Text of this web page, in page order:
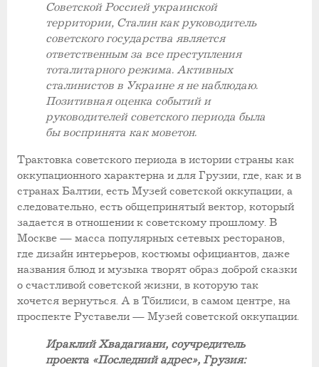
Советской Россией украинской
территории, Сталин как руководитель
советского государства является
ответственным за все преступления
тоталитарного режима. Активных
сталинистов в Украине я не наблюдаю.
Позитивная оценка событий и
руководителей советского периода была
бы воспринята как моветон.
Трактовка советского периода в истории страны как
оккупационного характерна и для Грузии, где, как и в
странах Балтии, есть Музей советской оккупации, а
следовательно, есть общепринятый вектор, который
задается в отношении к советскому прошлому. В
Москве — масса популярных сетевых ресторанов,
где дизайн интерьеров, костюмы официантов, даже
названия блюд и музыка творят образ доброй сказки
о счастливой советской жизни, в которую так
хочется вернуться. А в Тбилиси, в самом центре, на
проспекте Руставели — Музей советской оккупации.
Ираклий Хвадагиани, соучредитель
проекта «Последний адрес», Грузия: